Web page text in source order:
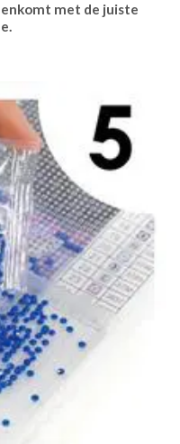
met de juiste